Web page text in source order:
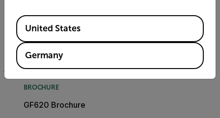
GF620 Datasheet
BROCHURE
GF620 Brochure
Available Locations
United States
Germany